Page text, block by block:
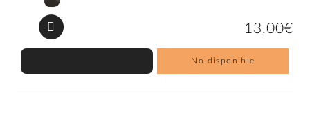
13,00€
No disponible